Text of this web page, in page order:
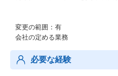
変更の範囲：有
会社の定める業務
必要な経験